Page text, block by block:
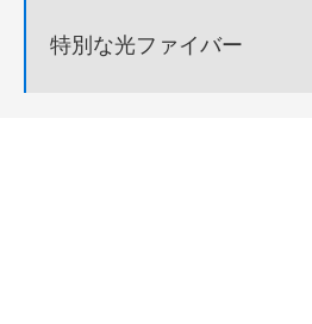
特別な光ファイバー